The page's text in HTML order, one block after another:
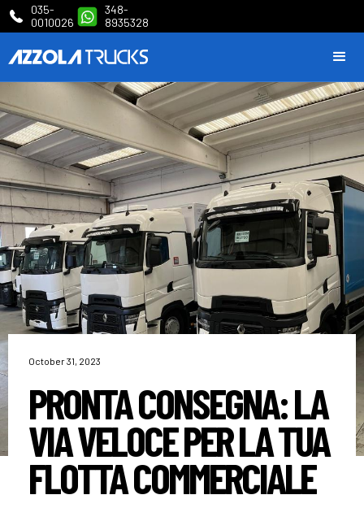
035-
0010026
348-
8935328
October 31, 2023
PRONTA CONSEGNA: LA
VIA VELOCE PER LA TUA
FLOTTA COMMERCIALE